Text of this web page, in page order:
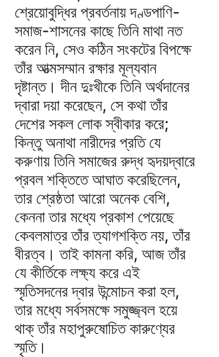
শ্রেয়োবুদ্ধির প্রবর্তনায় দণ্ডপাণি-
সমাজ-শাসনের কাছে তিনি মাথা নত
করেন নি, সেও কঠিন সংকটের বিপক্ষে
তাঁর আত্মসম্মান রক্ষার মূল্যবান
দৃষ্টান্ত। দীন দুঃখীকে তিনি অর্থদানের
দ্বারা দয়া করেছেন, সে কথা তাঁর
দেশের সকল লোক স্বীকার করে;
কিন্তু অনাথা নারীদের প্রতি যে
করুণায় তিনি সমাজের রুদ্ধ হৃদয়দ্বারে
প্রবল শক্তিতে আঘাত করেছিলেন,
তার শ্রেষ্ঠতা আরো অনেক বেশি,
কেননা তার মধ্যে প্রকাশ পেয়েছে
কেবলমাত্র তাঁর ত্যাগশক্তি নয়, তাঁর
বীরত্ব। তাই কামনা করি, আজ তাঁর
যে কীর্তিকে লক্ষ্য করে এই
স্মৃতিসদনের দ্বার উন্মোচন করা হল,
তার মধ্যে সর্বসমক্ষে সমুজ্জ্বল হয়ে
থাক্‌ তাঁর মহাপুরুষোচিত কারুণ্যের
স্মৃতি।